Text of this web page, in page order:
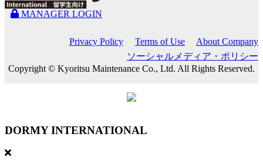
MANAGER LOGIN
Privacy Policy Terms of Use
About Company
ソーシャルメディア・ポリシー
Copyright © Kyoritsu Maintenance Co., Ltd. All Rights Reserved.
DORMY INTERNATIONAL